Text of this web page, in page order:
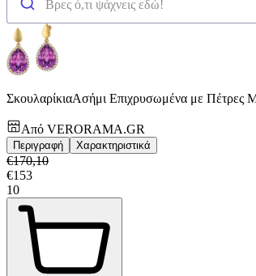
ΣκουλαρίκιαΑσήμι Επιχρυσωμένα με Πέτρες
Από VERORAMA.GR
Περιγραφή Χαρακτηριστικά
€170,10
€153
10